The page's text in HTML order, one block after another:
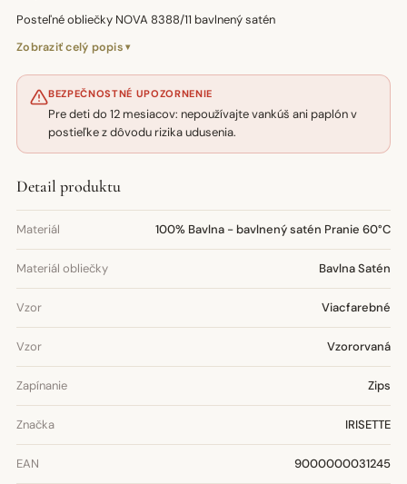
Posteľné obliečky NOVA 8388/11 bavlnený satén
Zobraziť celý popis
BEZPEČNOSTNÉ UPOZORNENIE
Pre deti do 12 mesiacov: nepoužívajte vankúš ani paplón v
postieľke z dôvodu rizika udusenia.
Detail produktu
Materiál 100% Bavlna - bavlnený satén Pranie 60°C
Materiál obliečky Bavlna Satén
Vzor Viacfarebné
Vzor Vzororvaná
Zapínanie Zips
Značka IRISETTE
EAN 9000000031245